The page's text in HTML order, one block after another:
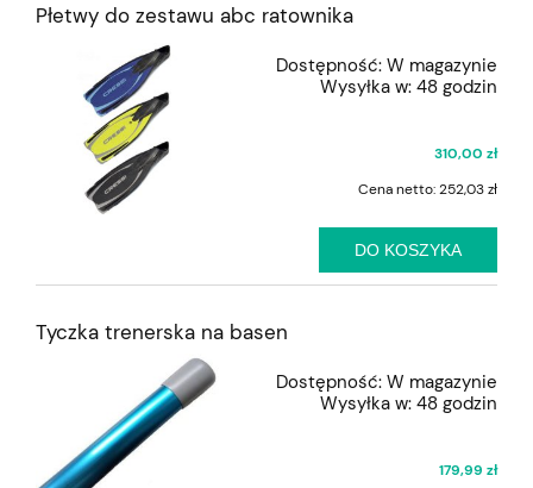
Płetwy do zestawu abc ratownika
Dostępność: W magazynie
Wysyłka w: 48 godzin
310,00 zł
Cena netto:252,03 zł
DO KOSZYKA
Tyczka trenerska na basen
Dostępność: W magazynie
Wysyłka w: 48 godzin
179,99 zł